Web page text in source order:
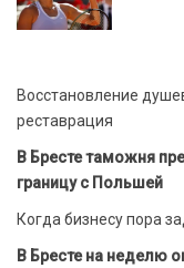
Восстановление
реставрация
В Бресте таможня
границу с Польшей
Когда бизнесу пора
В Бресте на неделю